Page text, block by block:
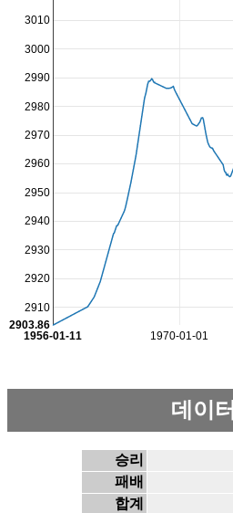
1970-01-01
1956-01-11
2910
2920
2930
2940
2950
2960
2970
2980
2990
3000
3010
2903.86
데이터
승리
패배
합계